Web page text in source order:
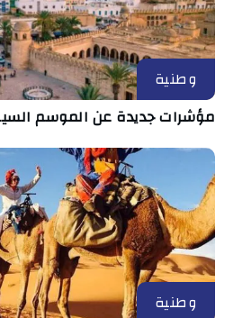
وطنية
مؤشرات جديدة عن الموسم
وطنية